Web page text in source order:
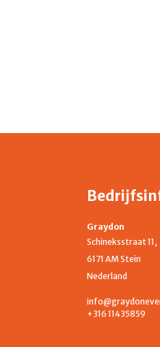
Graydon
Schineksstraat 11,
6171 AM Stein
Nederland
+316 11435859